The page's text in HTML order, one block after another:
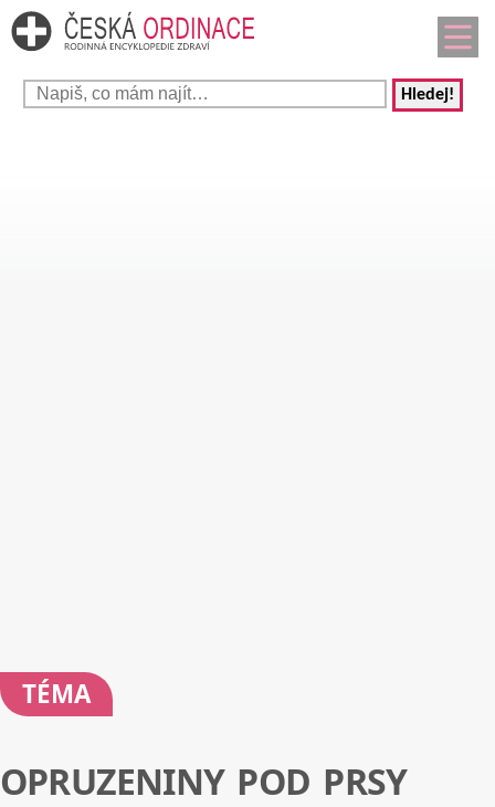
Hledej!
TÉMA
OPRUZENINY POD PRSY